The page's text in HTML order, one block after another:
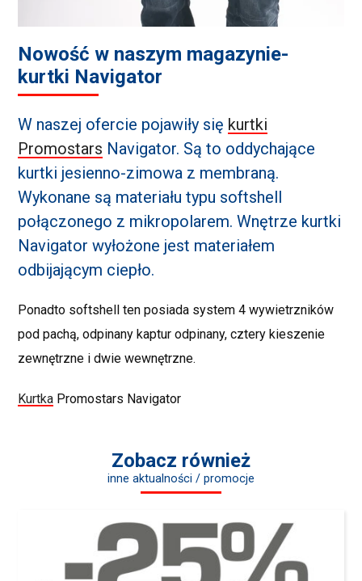
Nowość w naszym magazynie-
kurtki Navigator
W naszej ofercie pojawiły się kurtki
Promostars Navigator. Są to oddychające
kurtki jesienno-zimowa z membraną.
Wykonane są materiału typu softshell
połączonego z mikropolarem. Wnętrze kurtki
Navigator wyłożone jest materiałem
odbijającym ciepło.
Ponadto softshell ten posiada system 4 wywietrzników
pod pachą, odpinany kaptur odpinany, cztery kieszenie
zewnętrzne i dwie wewnętrzne.
Kurtka Promostars Navigator
Zobacz również
inne aktualności / promocje